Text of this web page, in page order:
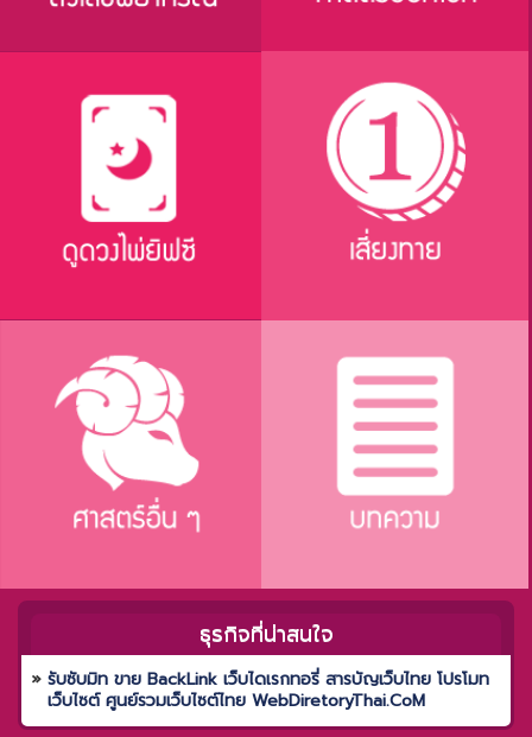
ธุรกิจที่น่าสนใจ
รับซับมิท ขาย BackLink เว็บไดเรกทอรี่ สารบัญเว็บไทย โปรโมท
เว็บไซต์ ศูนย์รวมเว็บไซต์ไทย WebDiretoryThai.CoM